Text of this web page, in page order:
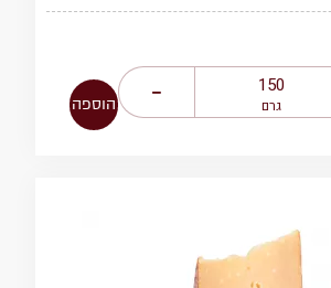
גרם הוספה